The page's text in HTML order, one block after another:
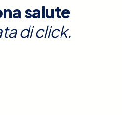
salute
di click.